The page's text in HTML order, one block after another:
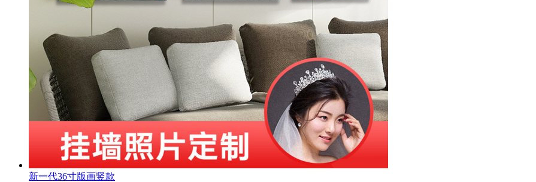
新一代36寸版画竖款